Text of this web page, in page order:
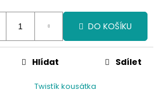
DO KOŠÍKU
Twistík kousátka
Hlídat Sdílet